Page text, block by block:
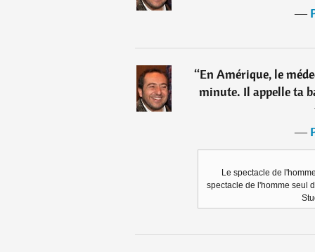
―
“En Amérique, le
minute. Il appelle ta
―
Le spectacle de
spectacle de l'homme seul